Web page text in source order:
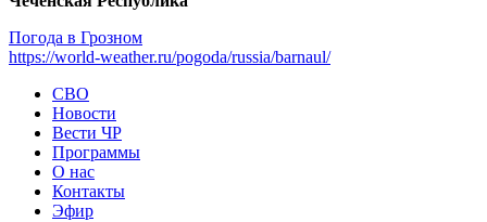
Погода в Грозном
https://world-weather.ru/pogoda/russia/barnaul/
СВО
Новости
Вести ЧР
Программы
О нас
Контакты
Эфир